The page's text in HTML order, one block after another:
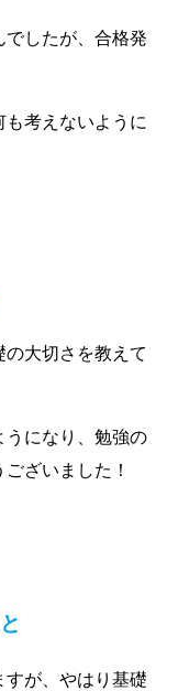
したが、合格発
考えないように
大切さを教えて
うになり、勉強の
ざいました！
が、やはり基礎